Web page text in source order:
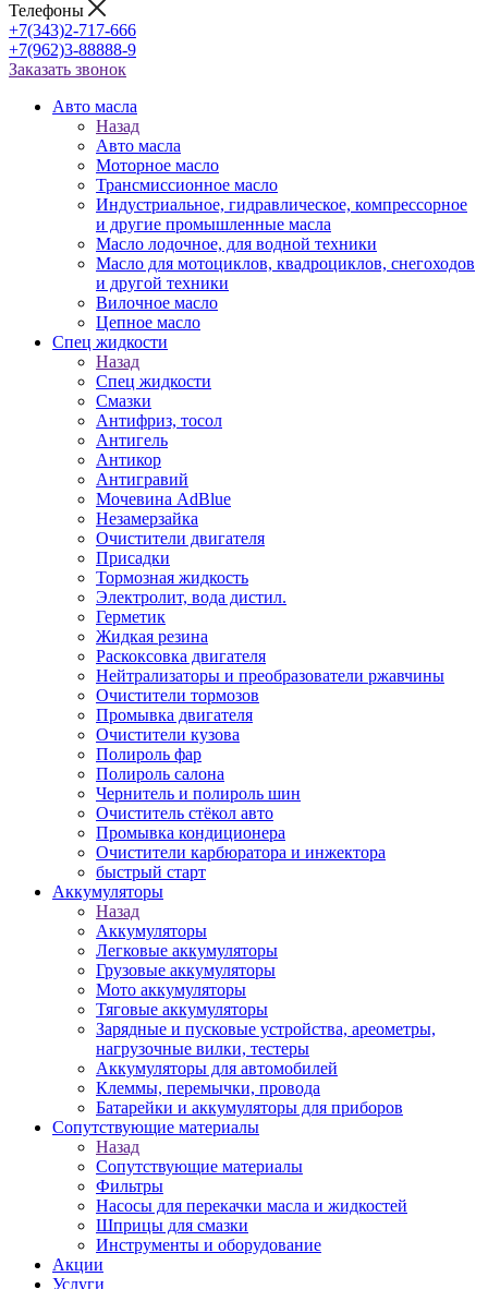
Телефоны
+7(343)2-717-666
+7(962)3-88888-9
Заказать звонок
Авто масла
Назад
Авто масла
Моторное масло
Трансмиссионное масло
Индустриальное, гидравлическое, компрессорное
и другие промышленные масла
Масло лодочное, для водной техники
Масло для мотоциклов, квадроциклов, снегоходов
и другой техники
Вилочное масло
Цепное масло
Спец жидкости
Назад
Спец жидкости
Смазки
Антифриз, тосол
Антигель
Антикор
Антигравий
Мочевина AdBlue
Незамерзайка
Очистители двигателя
Присадки
Тормозная жидкость
Электролит, вода дистил.
Герметик
Жидкая резина
Раскоксовка двигателя
Нейтрализаторы и преобразователи ржавчины
Очистители тормозов
Промывка двигателя
Очистители кузова
Полироль фар
Полироль салона
Чернитель и полироль шин
Очиститель стёкол авто
Промывка кондиционера
Очистители карбюратора и инжектора
быстрый старт
Аккумуляторы
Назад
Аккумуляторы
Легковые аккумуляторы
Грузовые аккумуляторы
Мото аккумуляторы
Тяговые аккумуляторы
Зарядные и пусковые устройства, ареометры,
нагрузочные вилки, тестеры
Аккумуляторы для автомобилей
Клеммы, перемычки, провода
Батарейки и аккумуляторы для приборов
Сопутствующие материалы
Назад
Сопутствующие материалы
Фильтры
Насосы для перекачки масла и жидкостей
Шприцы для смазки
Инструменты и оборудование
Акции
Услуги